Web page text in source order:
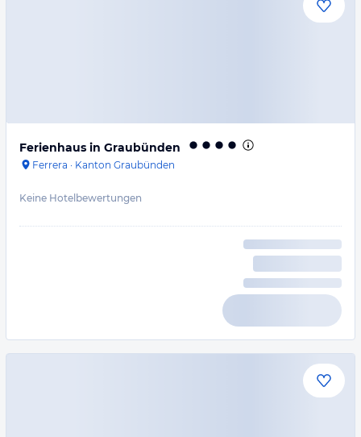
Ferienhaus in Graubünden
Ferrera · Kanton Graubünden
Keine Hotelbewertungen